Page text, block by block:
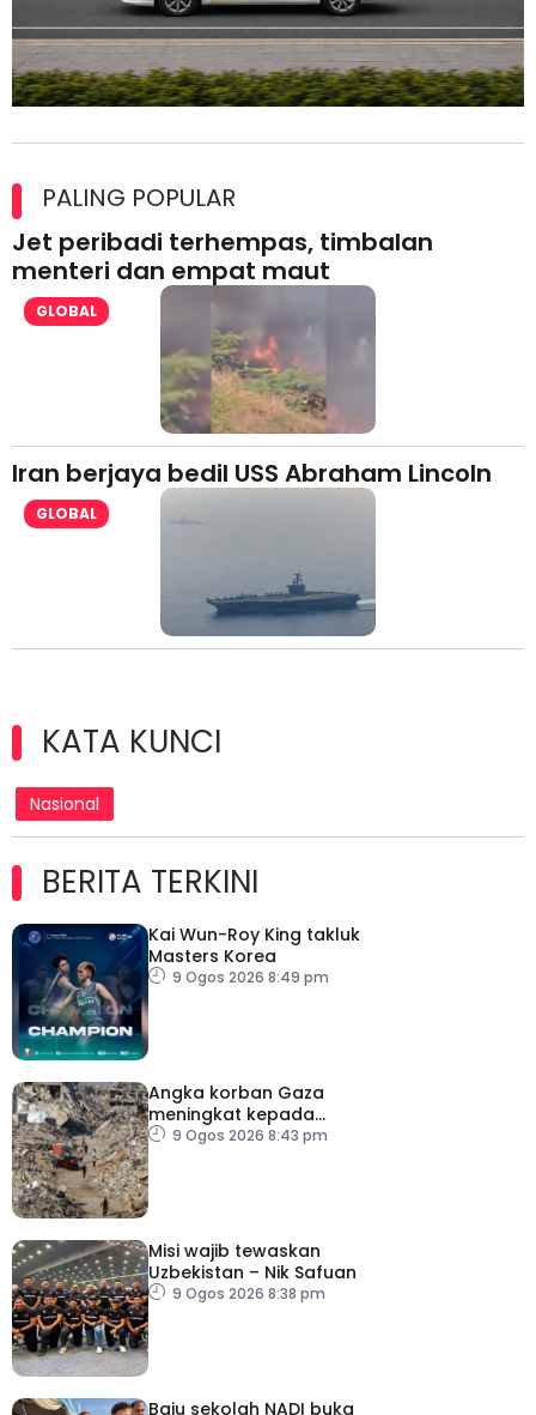
lesen separuh pertama 2026
PALING POPULAR
Jet peribadi terhempas, timbalan
menteri dan empat maut
GLOBAL
Iran berjaya bedil USS Abraham Lincoln
GLOBAL
KATA KUNCI
Nasional
BERITA TERKINI
Kai Wun-Roy King takluk
Masters Korea
9 Ogos 2026 8:49 pm
Angka korban Gaza
meningkat kepada
73,386 orang
9 Ogos 2026 8:43 pm
Misi wajib tewaskan
Uzbekistan – Nik Safuan
9 Ogos 2026 8:38 pm
Baju sekolah NADI buka